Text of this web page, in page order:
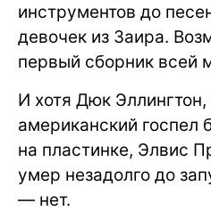
инструментов до
девочек из Заира.
первый сборник всей
И хотя Дюк
американский госпел
на пластинке, Элвис
умер незадолго до
— нет.